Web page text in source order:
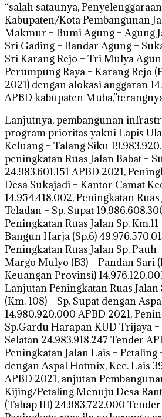
“salah sataunya,
Kabupaten/Kota Pembangunan
Makmur – Bumi Agung – Agung
Sri Gading – Bandar Agung –
Sri Karang Rejo – Tri Mulya
Perumpung Raya – Karang Rejo
2021) dengan alokasi anggaran
APBD kabupaten
Lanjutnya, pembangunan
program prioritas yakni Lapis
Keluang – Talang Siku
peningkatan Ruas Jalan Babat –
24.983.601.151 APBD 2021,
Desa Sukajadi – Kantor Camat
14.954.418.002, Peningkatan
Teladan – Sp. Supat
Peningkatan Ruas Jalan Sp.
Bangun Harja (Sp.6)
Peningkatan Ruas Jalan Sp. Pauh
Margo Mulyo (B3) – Pandan Sari
Keuangan Provinsi)
Lanjutan Peningkatan Ruas Jalan
(Km. 108) – Sp. Supat dengan
14.980.920.000 APBD 2021,
Sp.Gardu Harapan KUD Trijaya
Selatan 24.983.918.247 Tender
Peningkatan Jalan Lais –
dengan Aspal Hotmix, Kec. Lais
APBD 2021, anjutan
Kijing/Petaling Menuju Desa
(Tahap III) 24.983.722.000